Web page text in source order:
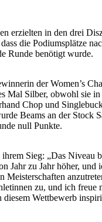
erzielten in den drei
die Podiumsplätze
Runde benötigt wurde.
der Women’s
Mal Silber, obwohl sie
Chop und
Beams an der Stock
null Punkte.
ihrem Sieg: „Das Niveau
Jahr zu Jahr höher, und
Meisterschaften
zu, und ich freue
diesem Wettbewerb